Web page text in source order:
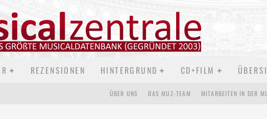
REZENSIONEN HINTERGRUND CD+FILM
ÜBER UNS DAS MUZ-TEAM MITARBEITEN IN DER